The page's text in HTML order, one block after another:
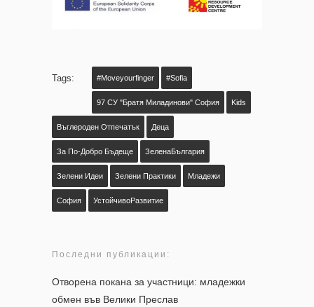
Tags: #moveyourfinger #Sofia
97 СУ "Братя Миладинови" София Kids
Въглероден Отпечатък Деца
За По-Добро Бъдеще ЗеленаБългария
Зелени Идеи Зелени Практики Младежи
София УстойчивоРазвитие
Последни публикации:
Отворена покана за участници: младежки
обмен във Велики Преслав